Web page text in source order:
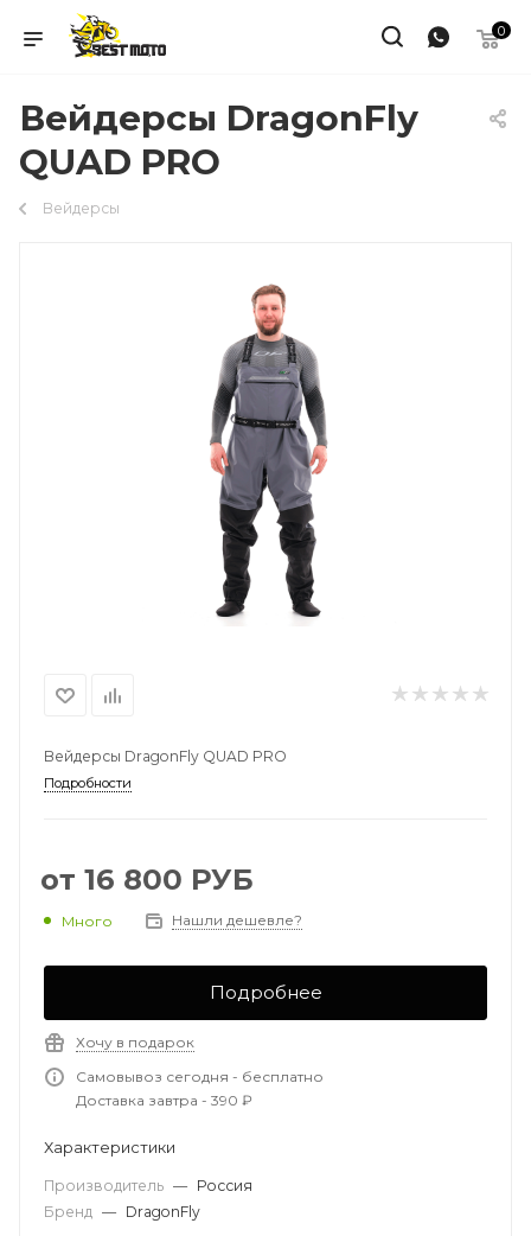
0
Вейдерсы DragonFly
QUAD PRO
Вейдерсы
Вейдерсы DragonFly QUAD PRO
Подробности
от 16 800 РУБ
Много Нашли дешевле?
Подробнее
Хочу в подарок
Самовывоз сегодня - бесплатно
Доставка завтра - 390 ₽
Характеристики
Производитель — Россия
Бренд — DragonFly